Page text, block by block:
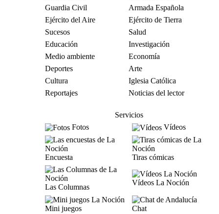
Guardia Civil
Armada Española
Ejército del Aire
Ejército de Tierra
Sucesos
Salud
Educación
Investigación
Medio ambiente
Economía
Deportes
Arte
Cultura
Iglesia Católica
Reportajes
Noticias del lector
Servicios
Fotos
Vídeos
Encuesta Tiras cómicas
Las Columnas
Vídeos La Noción
Mini juegos
Chat